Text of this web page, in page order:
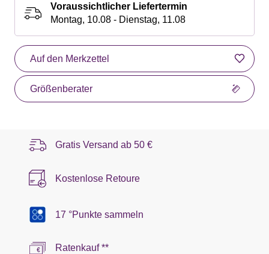
Voraussichtlicher Liefertermin
Montag, 10.08 - Dienstag, 11.08
Auf den Merkzettel
Größenberater
Gratis Versand ab 50 €
Kostenlose Retoure
17 °Punkte sammeln
Ratenkauf **